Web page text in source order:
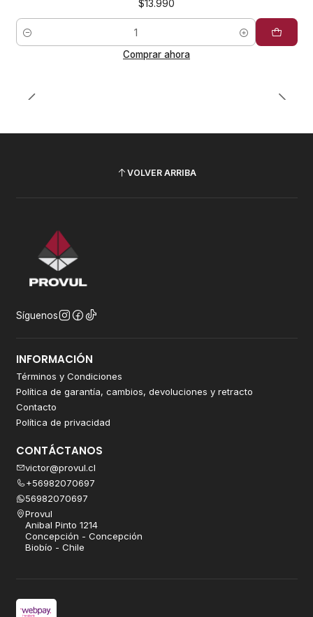
$13.990
Cantidad
Comprar ahora
VOLVER ARRIBA
Síguenos
INFORMACIÓN
Términos y Condiciones
Política de garantía, cambios, devoluciones y retracto
Contacto
Política de privacidad
CONTÁCTANOS
victor@provul.cl
+56982070697
56982070697
Provul
Anibal Pinto 1214
Concepción - Concepción
Biobío - Chile